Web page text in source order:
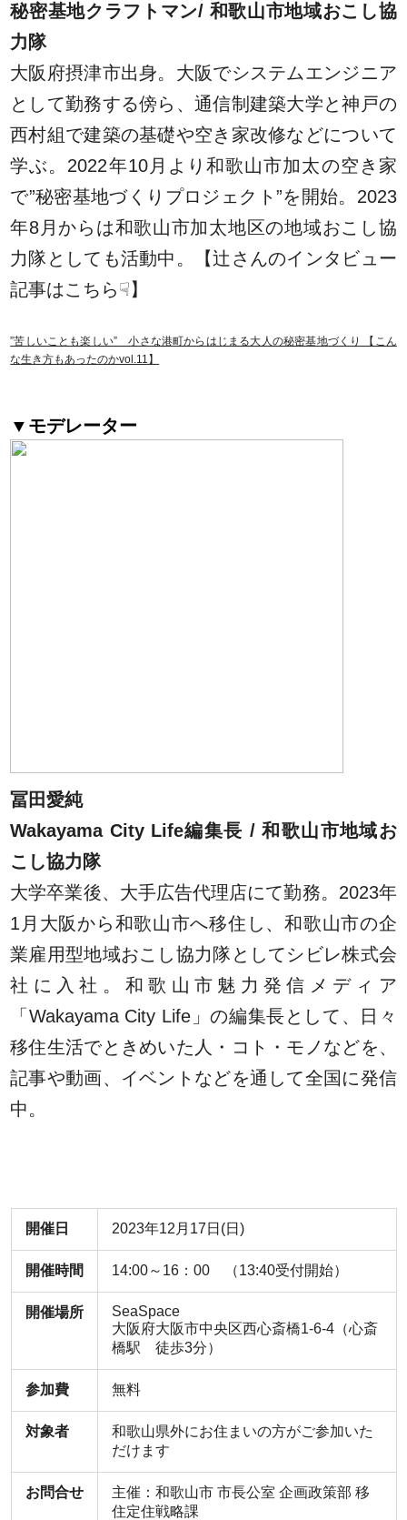
秘密基地クラフトマン/ 和歌山市地域おこし協
力隊
大阪府摂津市出身。大阪でシステムエンジニア
として勤務する傍ら、通信制建築大学と神戸の
西村組で建築の基礎や空き家改修などについて
学ぶ。2022年10月より和歌山市加太の空き家
で”秘密基地づくりプロジェクト”を開始。2023
年8月からは和歌山市加太地区の地域おこし協
力隊としても活動中。【辻さんのインタビュー
記事はこちら☟】
”苦しいことも楽しい” 小さな港町からはじまる大人の秘密基地づくり 【こん
な生き方もあったのかvol.11】
▼モデレーター
冨田愛純
Wakayama City Life編集長 / 和歌山市地域お
こし協力隊
大学卒業後、大手広告代理店にて勤務。2023年
1月大阪から和歌山市へ移住し、和歌山市の企
業雇用型地域おこし協力隊としてシビレ株式会
社に入社。和歌山市魅力発信メディア
「Wakayama City Life」の編集長として、日々
移住生活でときめいた人・コト・モノなどを、
記事や動画、イベントなどを通して全国に発信
中。
開催日 2023年12月17日(日)
開催時間 14:00～16：00 （13:40受付開始）
開催場所
SeaSpace
大阪府大阪市中央区西心斎橋1-6-4（心斎
橋駅 徒歩3分）
参加費 無料
対象者
和歌山県外にお住まいの方がご参加いた
だけます
お問合せ
主催：和歌山市 市長公室 企画政策部 移
住定住戦略課